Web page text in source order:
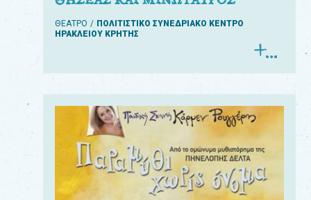
ΘΕΑΤΡΟ
ΠΟΛΙΤΙΣΤΙΚΟ ΣΥΝΕΔΡΙΑΚΟ ΚΕΝΤΡΟ
ΗΡΑΚΛΕΙΟΥ ΚΡΗΤΗΣ